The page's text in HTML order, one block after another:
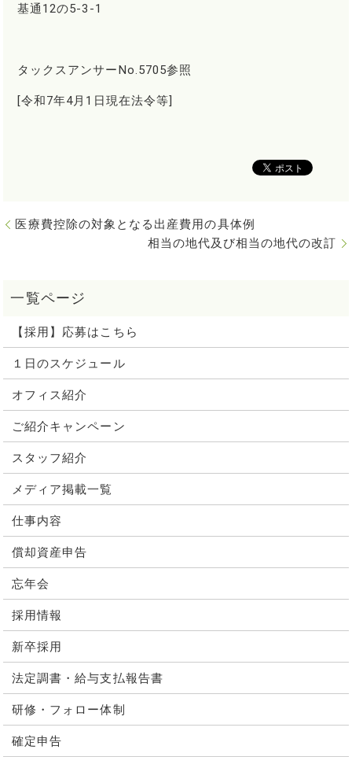
基通12の5-3-1
タックスアンサーNo.5705参照
[令和7年4月1日現在法令等]
医療費控除の対象となる出産費用の具体例
相当の地代及び相当の地代の改訂
【採用】応募はこちら
１日のスケジュール
オフィス紹介
ご紹介キャンペーン
スタッフ紹介
メディア掲載一覧
仕事内容
償却資産申告
忘年会
採用情報
新卒採用
法定調書・給与支払報告書
研修・フォロー体制
確定申告